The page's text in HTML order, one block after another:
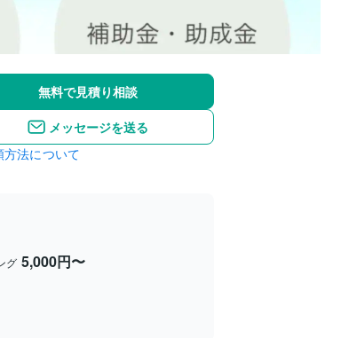
無料で見積り相談
メッセージを送る
方法について
グ 5,000円〜